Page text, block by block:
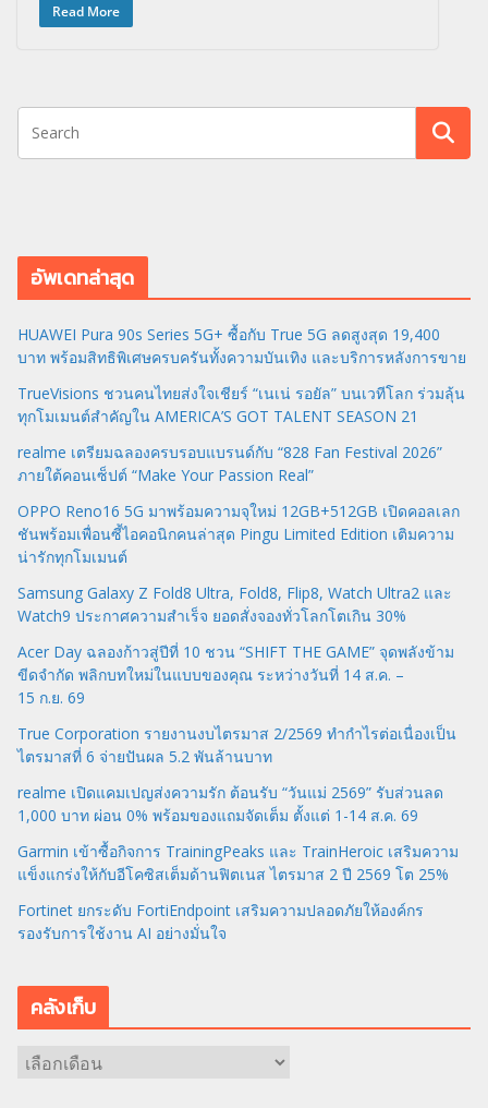
Read More
อัพเดทล่าสุด
HUAWEI Pura 90s Series 5G+ ซื้อกับ True 5G ลดสูงสุด 19,400
บาท พร้อมสิทธิพิเศษครบครันทั้งความบันเทิง และบริการหลังการขาย
TrueVisions ชวนคนไทยส่งใจเชียร์ “เนเน่ รอยัล” บนเวทีโลก ร่วมลุ้น
ทุกโมเมนต์สำคัญใน AMERICA’S GOT TALENT SEASON 21
realme เตรียมฉลองครบรอบแบรนด์กับ “828 Fan Festival 2026”
ภายใต้คอนเซ็ปต์ “Make Your Passion Real”
OPPO Reno16 5G มาพร้อมความจุใหม่ 12GB+512GB เปิดคอลเลก
ชันพร้อมเพื่อนซี้ไอคอนิกคนล่าสุด Pingu Limited Edition เติมความ
น่ารักทุกโมเมนต์
Samsung Galaxy Z Fold8 Ultra, Fold8, Flip8, Watch Ultra2 และ
Watch9 ประกาศความสำเร็จ ยอดสั่งจองทั่วโลกโตเกิน 30%
Acer Day ฉลองก้าวสู่ปีที่ 10 ชวน “SHIFT THE GAME” จุดพลังข้าม
ขีดจำกัด พลิกบทใหม่ในแบบของคุณ ระหว่างวันที่ 14 ส.ค. –
15 ก.ย. 69
True Corporation รายงานงบไตรมาส 2/2569 ทำกำไรต่อเนื่องเป็น
ไตรมาสที่ 6 จ่ายปันผล 5.2 พันล้านบาท
realme เปิดแคมเปญส่งความรัก ต้อนรับ “วันแม่ 2569” รับส่วนลด
1,000 บาท ผ่อน 0% พร้อมของแถมจัดเต็ม ตั้งแต่ 1-14 ส.ค. 69
Garmin เข้าซื้อกิจการ TrainingPeaks และ TrainHeroic เสริมความ
แข็งแกร่งให้กับอีโคซิสเต็มด้านฟิตเนส ไตรมาส 2 ปี 2569 โต 25%
Fortinet ยกระดับ FortiEndpoint เสริมความปลอดภัยให้องค์กร
รองรับการใช้งาน AI อย่างมั่นใจ
คลังเก็บ